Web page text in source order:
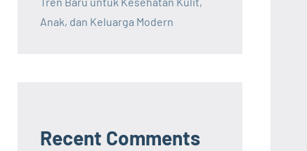
Anak, dan Keluarga Modern
Recent Comments